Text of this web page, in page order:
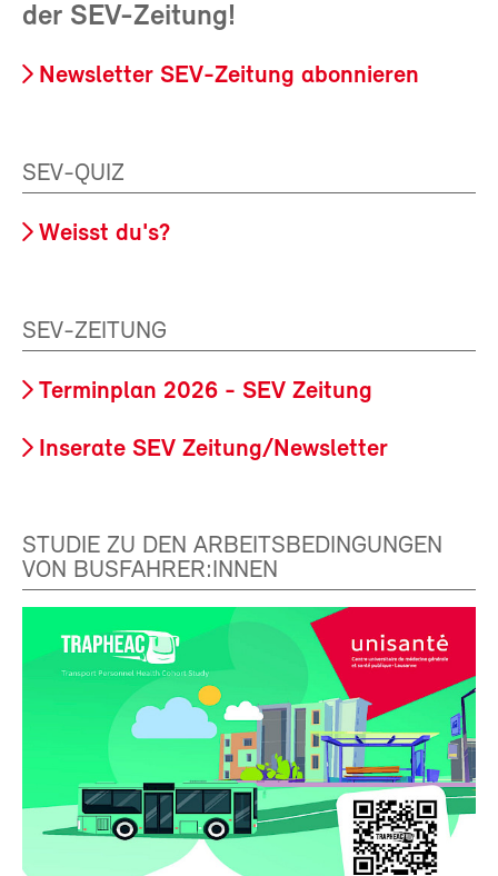
der SEV-Zeitung!
Newsletter SEV-Zeitung abonnieren
SEV-QUIZ
Weisst du's?
SEV-ZEITUNG
Terminplan 2026 - SEV Zeitung
Inserate SEV Zeitung/Newsletter
STUDIE ZU DEN ARBEITSBEDINGUNGEN
VON BUSFAHRER:INNEN